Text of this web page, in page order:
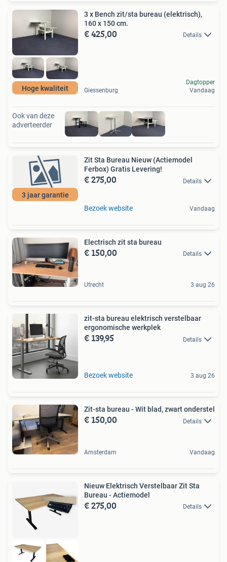
Hoge kwaliteit
3 x Bench zit/sta bureau (elektrisch),
160 x 150 cm.
€ 425,00 Details
Giessenburg
Dagtopper
Vandaag
Ook van deze
adverteerder
3 jaar garantie
Zit Sta Bureau Nieuw (Actiemodel
Ferbox) Gratis Levering!
€ 275,00 Details
Bezoek website Vandaag
Electrisch zit sta bureau
€ 150,00 Details
Utrecht 3 aug 26
zit-sta bureau elektrisch verstelbaar
ergonomische werkplek
€ 139,95 Details
Bezoek website 3 aug 26
Zit-sta bureau - Wit blad, zwart onderstel
€ 150,00 Details
Amsterdam Vandaag
Nieuw Elektrisch Verstelbaar Zit Sta
Bureau - Actiemodel
€ 275,00 Details